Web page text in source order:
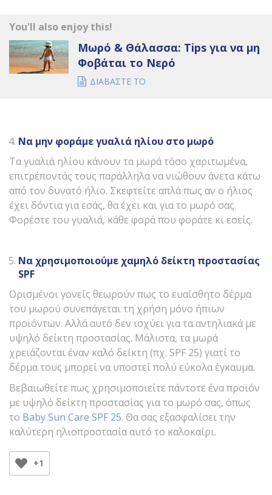
You'll also enjoy this!
Μωρό & Θάλασσα: Tips για να μη
Φοβάται το Νερό
ΔΙΑΒΑΣΤΕ ΤΟ
Να μην φοράμε γυαλιά ηλίου στο μωρό
Τα γυαλιά ηλίου κάνουν τα μωρά τόσο χαριτωμένα,
επιτρέποντάς τους παράλληλα να νιώθουν άνετα κάτω
από τον δυνατό ήλιο. Σκεφτείτε απλά πως αν ο ήλιος
έχει δόντια για εσάς, θα έχει και για το μωρό σας.
Φορέστε του γυαλιά, κάθε φορά που φοράτε κι εσείς.
Να χρησιμοποιούμε χαμηλό δείκτη προστασίας
SPF
Ορισμένοι γονείς θεωρούν πως το ευαίσθητο δέρμα
του μωρού συνεπάγεται τη χρήση μόνο ήπιων
προϊόντων. Αλλά αυτό δεν ισχύει για τα αντηλιακά με
υψηλό δείκτη προστασίας. Μάλιστα, τα μωρά
χρειάζονται έναν καλό δείκτη (πχ. SPF 25) γιατί το
δέρμα τους μπορεί να υποστεί πολύ εύκολα έγκαυμα.
Βεβαιωθείτε πως χρησιμοποιείτε πάντοτε ένα προϊόν
με υψηλό δείκτη προστασίας για το μωρό σας, όπως
το Baby Sun Care SPF 25. Θα σας εξασφαλίσει την
καλύτερη ηλιοπροστασία αυτό το καλοκαίρι.
+1